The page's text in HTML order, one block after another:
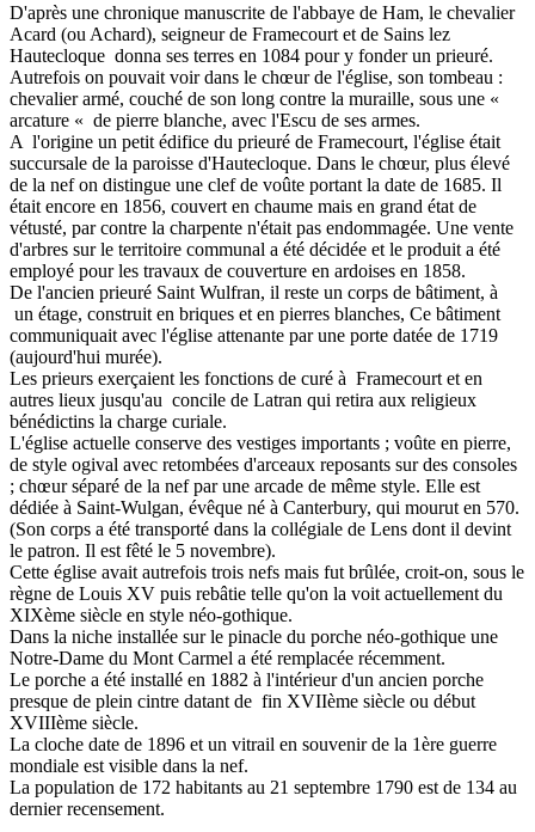
D'après une chronique manuscrite de l'abbaye de Ham, le chevalier
Acard (ou Achard), seigneur de Framecourt et de Sains lez
Hautecloque donna ses terres en 1084 pour y fonder un prieuré.
Autrefois on pouvait voir dans le chœur de l'église, son tombeau :
chevalier armé, couché de son long contre la muraille, sous une «
arcature « de pierre blanche, avec l'Escu de ses armes.
A l'origine un petit édifice du prieuré de Framecourt, l'église était
succursale de la paroisse d'Hautecloque. Dans le chœur, plus élevé
de la nef on distingue une clef de voûte portant la date de 1685. Il
était encore en 1856, couvert en chaume mais en grand état de
vétusté, par contre la charpente n'était pas endommagée. Une vente
d'arbres sur le territoire communal a été décidée et le produit a été
employé pour les travaux de couverture en ardoises en 1858.
De l'ancien prieuré Saint Wulfran, il reste un corps de bâtiment, à
un étage, construit en briques et en pierres blanches, Ce bâtiment
communiquait avec l'église attenante par une porte datée de 1719
(aujourd'hui murée).
Les prieurs exerçaient les fonctions de curé à Framecourt et en
autres lieux jusqu'au concile de Latran qui retira aux religieux
bénédictins la charge curiale.
L'église actuelle conserve des vestiges importants ; voûte en pierre,
de style ogival avec retombées d'arceaux reposants sur des consoles
; chœur séparé de la nef par une arcade de même style. Elle est
dédiée à Saint-Wulgan, évêque né à Canterbury, qui mourut en 570.
(Son corps a été transporté dans la collégiale de Lens dont il devint
le patron. Il est fêté le 5 novembre).
Cette église avait autrefois trois nefs mais fut brûlée, croit-on, sous le
règne de Louis XV puis rebâtie telle qu'on la voit actuellement du
XIXème siècle en style néo-gothique.
Dans la niche installée sur le pinacle du porche néo-gothique une
Notre-Dame du Mont Carmel a été remplacée récemment.
Le porche a été installé en 1882 à l'intérieur d'un ancien porche
presque de plein cintre datant de fin XVIIème siècle ou début
XVIIIème siècle.
La cloche date de 1896 et un vitrail en souvenir de la 1ère guerre
mondiale est visible dans la nef.
La population de 172 habitants au 21 septembre 1790 est de 134 au
dernier recensement.